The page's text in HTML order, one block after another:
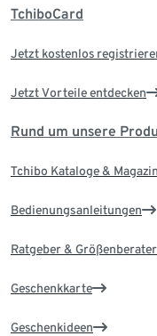
TchiboCard
Jetzt kostenlos
Jetzt Vorteile entdecken
Rund um unsere
Tchibo Kataloge &
Bedienungsanleitungen
Ratgeber & Größenberater
Geschenkkarte
Geschenkideen